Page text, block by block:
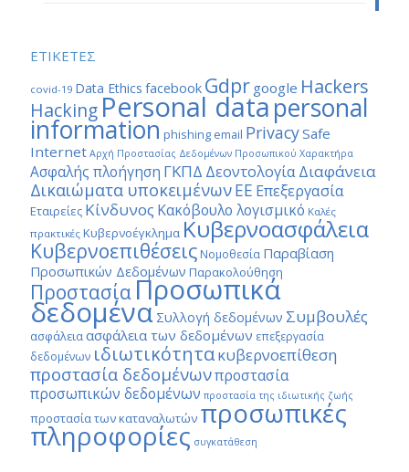
ΕΤΙΚΕΤΕΣ
covid-19 Data Ethics facebook Gdpr google Hackers
Hacking Personal datapersonal
information phishing email PrivacySafe
Internet Αρχή Προστασίας Δεδομένων Προσωπικού Χαρακτήρα
Ασφαλής πλοήγηση ΓΚΠΔ ΔεοντολογίαΔιαφάνεια
Δικαιώματα υποκειμένωνΕΕ Επεξεργασία
Εταιρείες Κίνδυνος Κακόβουλο λογισμικό Καλές
πρακτικές Κυβερνοέγκλημα Κυβερνοασφάλεια
Κυβερνοεπιθέσεις Νομοθεσία Παραβίαση
Προσωπικών Δεδομένων Παρακολούθηση
Προστασία Προσωπικά
δεδομένα Συλλογή δεδομένων Συμβουλές
ασφάλειαασφάλεια των δεδομένων επεξεργασία
δεδομένων ιδιωτικότητακυβερνοεπίθεση
προστασία δεδομένωνπροστασία
προσωπικών δεδομένων προστασία της ιδιωτικής ζωής
προστασία των καταναλωτών προσωπικές
πληροφορίες συγκατάθεση